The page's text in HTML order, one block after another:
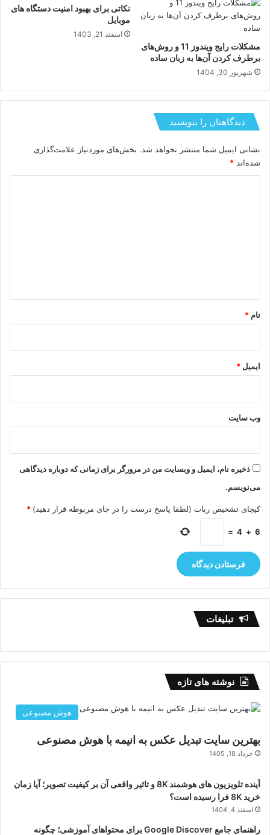
مشکلات رایج ویندوز 11 و روش‌های
برطرف کردن آن‌ها به زبان ساده
شهریور 30, 1404
نکاتی برای بهبود امنیت دستگاه های
موبایل
اسفند 21, 1403
دیدگاهتان را بنویسید
نشانی ایمیل شما منتشر نخواهد شد. بخش‌های موردنیاز علامت‌گذاری
شده‌اند *
نام *
ایمیل *
وب‌ سایت
ذخیره نام، ایمیل و وبسایت من در مرورگر برای زمانی که دوباره دیدگاهی
می‌نویسم.
کپچای تشخیص ربات (لطفا پاسخ درست را در جای مربوطه قرار دهید) *
6
+
4
=
تبلیغات
نوشته های تازه
هوش مصنوعی
بهترین سایت تبدیل عکس به انیمه با هوش مصنوعی
خرداد 18, 1405
آینده تلویزیون های هوشمند 8K و تاثیر واقعی آن بر کیفیت تصویر؛ آیا زمان
خرید 8K فرا رسیده است؟
اسفند 4, 1404
راهنمای جامع Google Discover برای محتواهای آموزشی؛ چگونه